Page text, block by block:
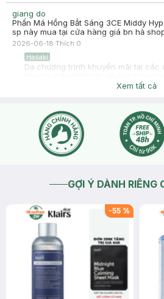
giang do
Phấn Má Hồng Bắt Sáng 3CE Middy
sp này mua tại cửa hàng giá bn hả
2026-06-18 Thích 0
Hasaki
Dạ chương trình khuyến mãi tại
đến trực tiếp cửa hàng để được
https://hasaki.vn/deals-dang-dien-
product_list_order=topsale
2026-06-18Thích
Xem tất cả
GỢI Ý DÀNH RIÊNG
-55 %